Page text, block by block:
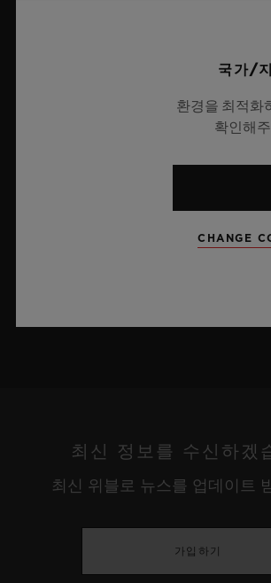
2026년 7월 8일, 니옹 – 사파이어 워치 분야
이며 다시 한번 워치메이킹의 한계를 뛰어넘
투명한 사파이어로 제작된 이번 모델은 100피
력과 탁월한 디자인 역량을 보여주는 작품으
름 하늘이 주는 자유롭고 광활한 감성을 담아
최신 정보를 수신하겠
최신 위블로 뉴스를 업데이트
가입하기
국가/
환경을 최적화
확인해
CHANGE